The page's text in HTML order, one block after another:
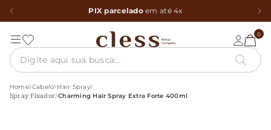
PIX parceladoem até 4x
0
Home Cabelo Hair Spray
Spray Fixador Charming Hair Spray Extra Forte 400ml